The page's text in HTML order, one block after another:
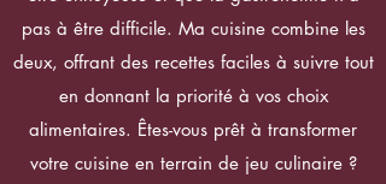
pas à être difficile. Ma cuisine combine les
deux, offrant des recettes faciles à suivre tout
en donnant la priorité à vos choix
alimentaires. Êtes-vous prêt à transformer
votre cuisine en terrain de jeu culinaire ?